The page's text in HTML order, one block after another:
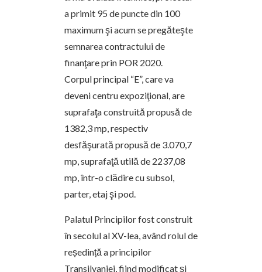
a primit 95 de puncte din 100
maximum şi acum se pregăteşte
semnarea contractului de
finanţare prin POR 2020.
Corpul principal “E”, care va
deveni centru expoziţional, are
suprafaţa construită propusă de
1382,3 mp, respectiv
desfăşurată propusă de 3.070,7
mp, suprafaţă utilă de 2237,08
mp, într-o clădire cu subsol,
parter, etaj şi pod.
Palatul Principilor fost construit
în secolul al XV-lea, având rolul de
reședință a principilor
Transilvaniei, fiind modificat și